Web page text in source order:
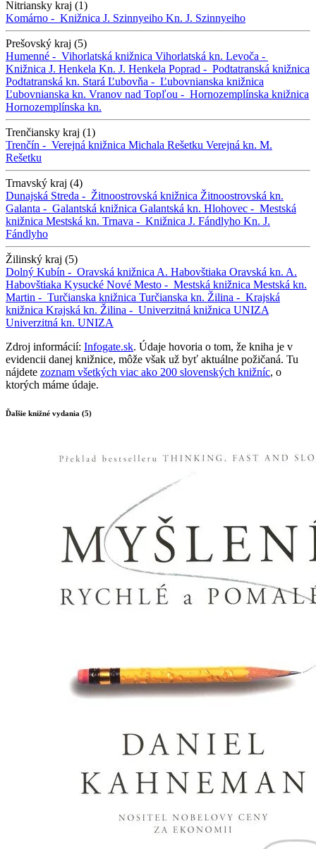
Nitriansky kraj (1)
Komárno - Knižnica J. Szinnyeiho Kn. J. Szinnyeiho
Prešovský kraj (5)
Humenné - Vihorlatská knižnica Vihorlatská kn. Levoča -
Knižnica J. Henkela Kn. J. Henkela Poprad - Podtatranská knižnica
Podtatranská kn. Stará Ľubovňa - Ľubovnianska knižnica
Ľubovnianska kn. Vranov nad Topľou - Hornozemplínska knižnica
Hornozemplínska kn.
Trenčiansky kraj (1)
Trenčín - Verejná knižnica Michala Rešetku Verejná kn. M.
Rešetku
Trnavský kraj (4)
Dunajská Streda - Žitnoostrovská knižnica Žitnoostrovská kn.
Galanta - Galantská knižnica Galantská kn. Hlohovec - Mestská
knižnica Mestská kn. Trnava - Knižnica J. Fándlyho Kn. J.
Fándlyho
Žilinský kraj (5)
Dolný Kubín - Oravská knižnica A. Habovštiaka Oravská kn. A.
Habovštiaka Kysucké Nové Mesto - Mestská knižnica Mestská kn.
Martin - Turčianska knižnica Turčianska kn. Žilina - Krajská
knižnica Krajská kn. Žilina - Univerzitná knižnica UNIZA
Univerzitná kn. UNIZA
Zdroj informácií: Infogate.sk. Údaje hovoria o tom, že kniha je v
evidencii danej knižnice, môže však už byť aktuálne požičaná. Tu
nájdete zoznam všetkých viac ako 200 slovenských knižníc, o
ktorých máme údaje.
Ďalšie knižné vydania (5)